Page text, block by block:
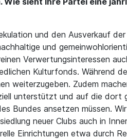
und den Ausverkauf
und
Verwertungsinteressen
Kulturfonds. Während
weiterzugeben. Zudem
unterstützt und auf die
Bundes ansetzen müssen.
neuer Clubs auch in
Einrichtungen etwa durch